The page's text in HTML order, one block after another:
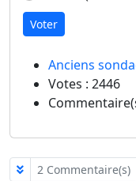
Voter
Anciens
Votes : 2446
2 Commentaire(s)